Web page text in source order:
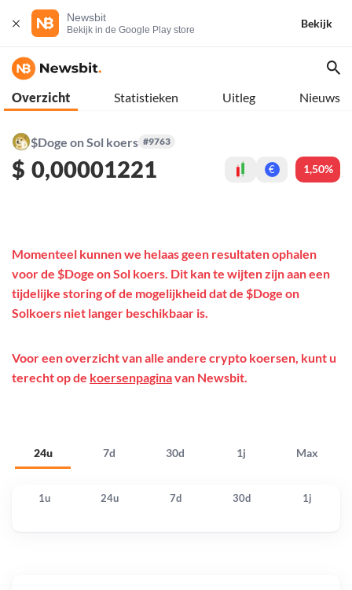
Newsbit
Bekijk in de Google Play store
Bekijk
Overzicht Statistieken Uitleg Nieuws
$Doge on Sol koers #9763
$ 0,00001221 € 1,50%
24u 7d 30d 1j Max
Momenteel kunnen we helaas geen resultaten ophalen
voor de $Doge on Sol koers. Dit kan te wijten zijn aan een
tijdelijke storing of de mogelijkheid dat de $Doge on
Solkoers niet langer beschikbaar is.
Voor een overzicht van alle andere crypto koersen, kunt u
terecht op de koersenpaginavan Newsbit.
1u 24u 7d 30d 1j